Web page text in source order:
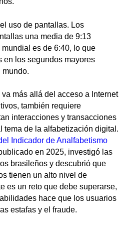
uso de pantallas. Los
una media de 9:13
es de 6:40, lo que
en los segundos mayores
mundo.
más allá del acceso a Internet
también requiere
interacciones y transacciones
tema de la alfabetización digital.
Indicador de Analfabetismo
en 2025, investigó las
brasileños y descubrió que
tienen un alto nivel de
es un reto que debe superarse,
hace que los usuarios
estafas y el fraude.